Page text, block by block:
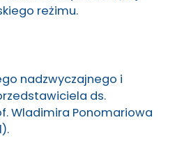
reżimu.
nadzwyczajnego i
ds.
Wladimira Ponomariowa